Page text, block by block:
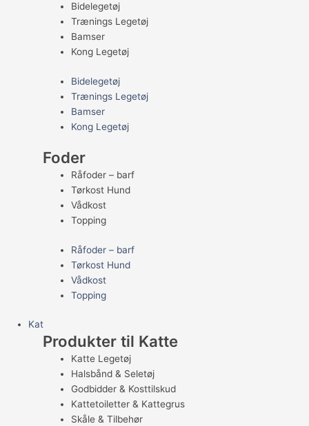
Bidelegetøj
Trænings Legetøj
Bamser
Kong Legetøj
Bidelegetøj
Trænings Legetøj
Bamser
Kong Legetøj
Foder
Råfoder – barf
Tørkost Hund
Vådkost
Topping
Råfoder – barf
Tørkost Hund
Vådkost
Topping
Kat
Produkter til Katte
Katte Legetøj
Halsbånd & Seletøj
Godbidder & Kosttilskud
Kattetoiletter & Kattegrus
Skåle & Tilbehør